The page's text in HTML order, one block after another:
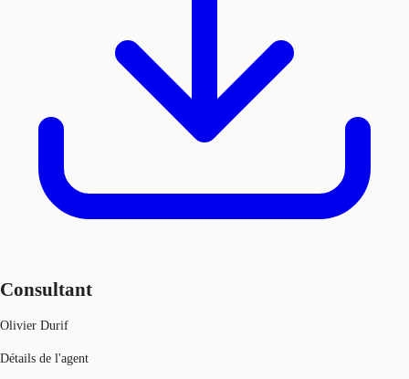
Consultant
Olivier Durif
Détails de l'agent